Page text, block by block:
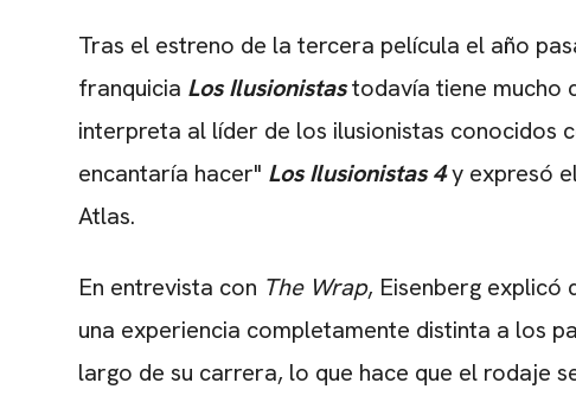
Tras el estreno de la tercera película el año
franquicia Los Ilusionistastodavía tiene mucho
interpreta al líder de los ilusionistas conocidos
encantaría hacer" Los Ilusionistas 4y expresó
Atlas.
En entrevista con The Wrap, Eisenberg explicó
una experiencia completamente distinta a los
largo de su carrera, lo que hace que el rodaje